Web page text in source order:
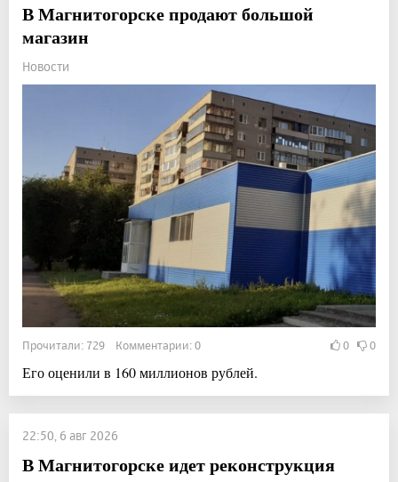
В Магнитогорске продают большой
магазин
Новости
Прочитали: 729 Комментарии: 0 0 0
Его оценили в 160 миллионов рублей.
22:50, 6 авг 2026
В Магнитогорске идет реконструкция